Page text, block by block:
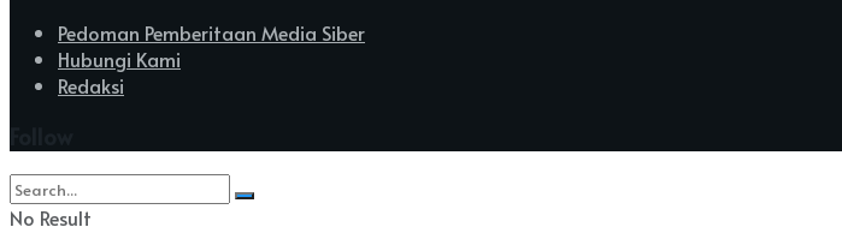
Pedoman Pemberitaan Media Siber
Hubungi Kami
Redaksi
No Result